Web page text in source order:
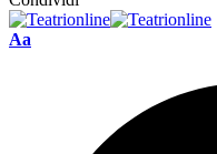
Font
Aa